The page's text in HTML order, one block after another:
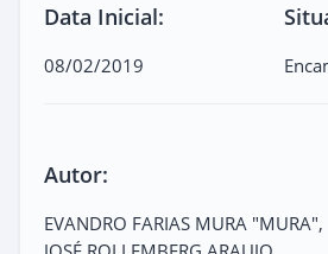
Data Inicial:
08/02/2019
Autor:
EVANDRO FARIAS MURA "MURA",